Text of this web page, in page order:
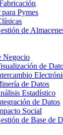
Pymes
de
Negocio
de
de Datos
Estadístico
de Datos
Social
de Base de